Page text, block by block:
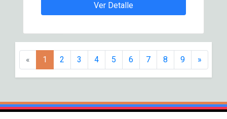
Ver Detalle
« 1 2 3 4 5 6 7 8 9 »